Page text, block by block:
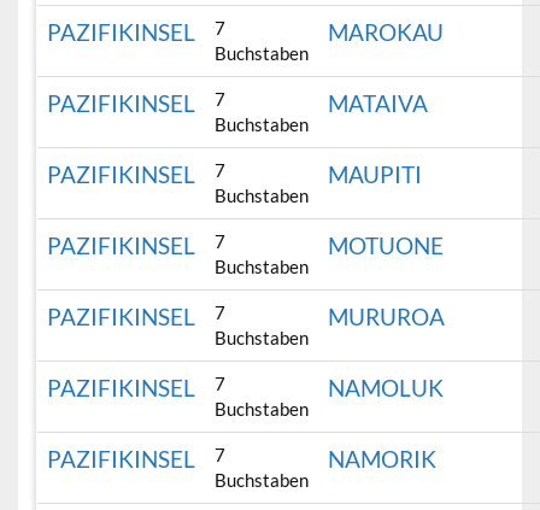
PAZIFIKINSEL
7
Buchstaben
MAROKAU
PAZIFIKINSEL
7
Buchstaben
MATAIVA
PAZIFIKINSEL
7
Buchstaben
MAUPITI
PAZIFIKINSEL
7
Buchstaben
MOTUONE
PAZIFIKINSEL
7
Buchstaben
MURUROA
PAZIFIKINSEL
7
Buchstaben
NAMOLUK
PAZIFIKINSEL
7
Buchstaben
NAMORIK